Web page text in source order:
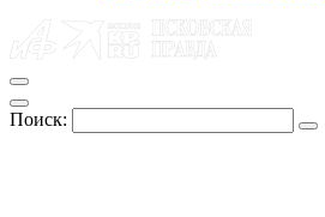
Поиск: